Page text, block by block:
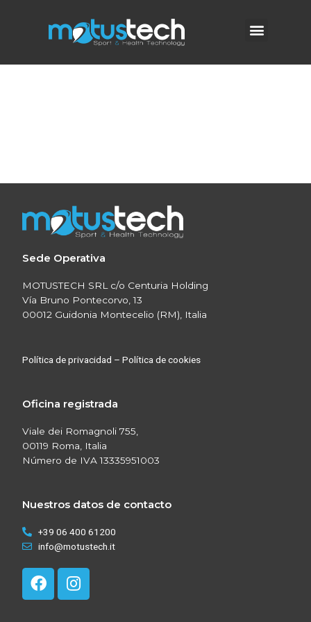
Menú
[woocommerce_cart]
Sede Operativa
MOTUSTECH SRL c/o Centuria Holding
Vía Bruno Pontecorvo, 13
00012 Guidonia Montecelio (RM), Italia
Política de privacidad –Política de cookies
Oficina registrada
Viale dei Romagnoli 755,
00119 Roma, Italia
Número de IVA 13335951003
Nuestros datos de contacto
+39 06 400 61200
info@motustech.it
F
a
c
I
n
s